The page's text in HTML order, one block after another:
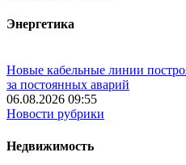
Энергетика
Новые кабельные линии
за постоянных аварий
06.08.2026 09:55
Новости рубрики
Недвижимость